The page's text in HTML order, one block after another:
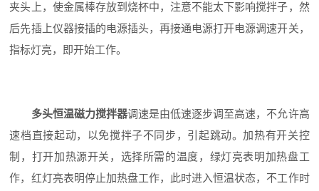
夹头上，使金属棒存放到烧杯中，注意不能太下影响搅拌子，然
后先插上仪器接插的电源插头，再接通电源打开电源调速开关，
指标灯亮，即开始工作。
多头恒温磁力搅拌器调速是由低速逐步调至高速，不允许高
速档直接起动，以免搅拌子不同步，引起跳动。加热有开关控
制，打开加热源开关，选择所需的温度，绿灯亮表明加热盘工
作，红灯亮表明停止加热盘工作，此时进入恒温状态，不工作时